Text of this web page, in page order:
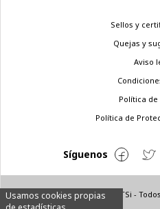
Usamos cookies propias
© Copyright 2022 ETSi -
Sellos y
Quejas y
Aviso
Política de
Política de
Síguenos